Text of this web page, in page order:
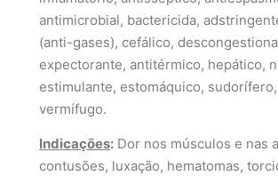
antimicrobial, bactericida,
(anti-gases), cefálico,
expectorante, antitérmico, hepático,
estimulante, estomáquico,
vermífugo.
Indicações: Dor nos músculos e nas
contusões, luxação, hematomas,